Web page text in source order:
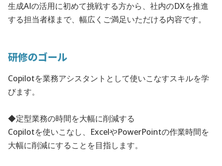
生成AIの活用に初めて挑戦する方から、社内のDXを推進
する担当者様まで、幅広くご満足いただける内容です。
研修のゴール
Copilotを業務アシスタントとして使いこなすスキルを学
びます。
◆定型業務の時間を大幅に削減する
Copilotを使いこなし、ExcelやPowerPointの作業時間を
大幅に削減にすることを目指します。